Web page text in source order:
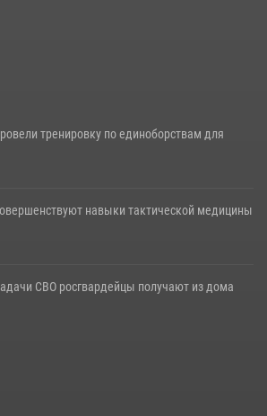
тренировку по единоборствам для
навыки тактической медицины
СВО росгвардейцы получают из дома